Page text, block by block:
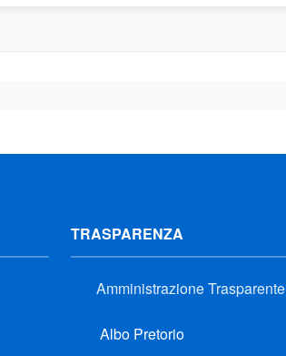
TRASPARENZA
Amministrazione Trasparente
Albo Pretorio